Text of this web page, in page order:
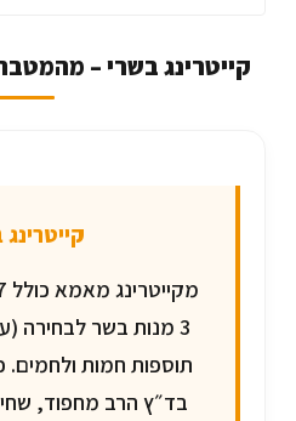
קייטרינג בשרי –
תוספות חמות
בד״ץ הרב מחפוד,